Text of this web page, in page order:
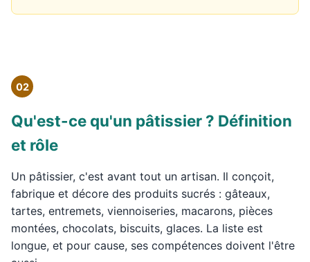
02
Qu'est-ce qu'un pâtissier ? Définition
et rôle
Un pâtissier, c'est avant tout un artisan. Il conçoit,
fabrique et décore des produits sucrés : gâteaux,
tartes, entremets, viennoiseries, macarons, pièces
montées, chocolats, biscuits, glaces. La liste est
longue, et pour cause, ses compétences doivent l'être